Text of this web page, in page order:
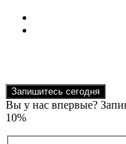
Запишитесь сегодня
Вы у нас впервые?
10%